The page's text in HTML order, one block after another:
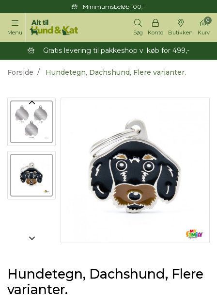
Minimumsbeløb 100,-
Menu Søg Konto Butikken Kurv
0
Gratis levering til pakkeshop v. køb for 499,-
Forside Hundetegn, Dachshund, Flere varianter.
Hundetegn, Dachshund, Flere
varianter.